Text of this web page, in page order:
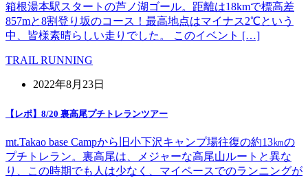
箱根湯本駅スタートの芦ノ湖ゴール。距離は18kmで標高差
857mと8割登り坂のコース！最高地点はマイナス2℃という
中、皆様素晴らしい走りでした。 このイベント […]
TRAIL RUNNING
2022年8月23日
【レポ】8/20 裏高尾プチトレランツアー
mt.Takao base Campから旧小下沢キャンプ場往復の約13㎞の
プチトレラン。裏高尾は、メジャーな高尾山ルートと異な
り、この時期でも人は少なく、マイペースでのランニングが